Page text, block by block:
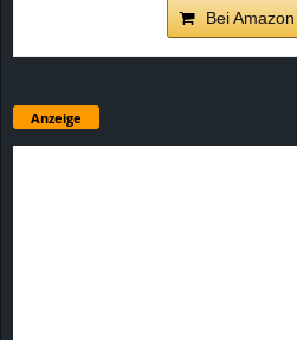
Bei
Anzeige